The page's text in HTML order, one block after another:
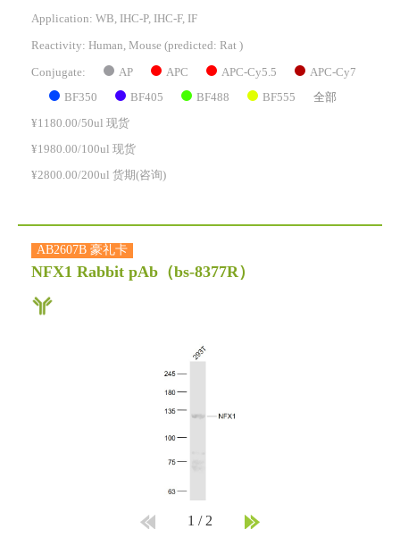
Application: WB, IHC-P, IHC-F, IF
Reactivity: Human, Mouse (predicted: Rat )
Conjugate: AP APC APC-Cy5.5 APC-Cy7
BF350 BF405 BF488 BF555 全部
¥1180.00/50ul 现货
¥1980.00/100ul 现货
¥2800.00/200ul 货期(咨询)
AB2607B 豪礼卡
NFX1 Rabbit pAb （bs-8377R）
1 /2